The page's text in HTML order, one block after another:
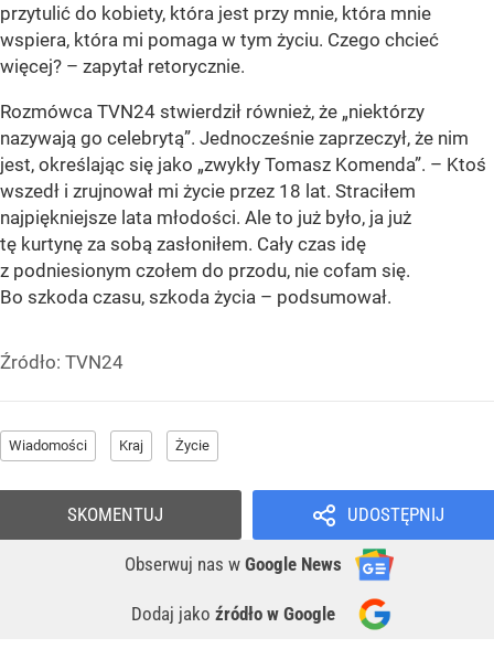
przytulić do kobiety, która jest przy mnie, która mnie
wspiera, która mi pomaga w tym życiu. Czego chcieć
więcej? – zapytał retorycznie.
Rozmówca TVN24 stwierdził również, że „niektórzy
nazywają go celebrytą”. Jednocześnie zaprzeczył, że nim
jest, określając się jako „zwykły Tomasz Komenda”. – Ktoś
wszedł i zrujnował mi życie przez 18 lat. Straciłem
najpiękniejsze lata młodości. Ale to już było, ja już
tę kurtynę za sobą zasłoniłem. Cały czas idę
z podniesionym czołem do przodu, nie cofam się.
Bo szkoda czasu, szkoda życia – podsumował.
Źródło: TVN24
Wiadomości Kraj Życie
UDOSTĘPNIJ
Obserwuj nas w Google News
Dodaj jako źródło w Google
SKOMENTUJ